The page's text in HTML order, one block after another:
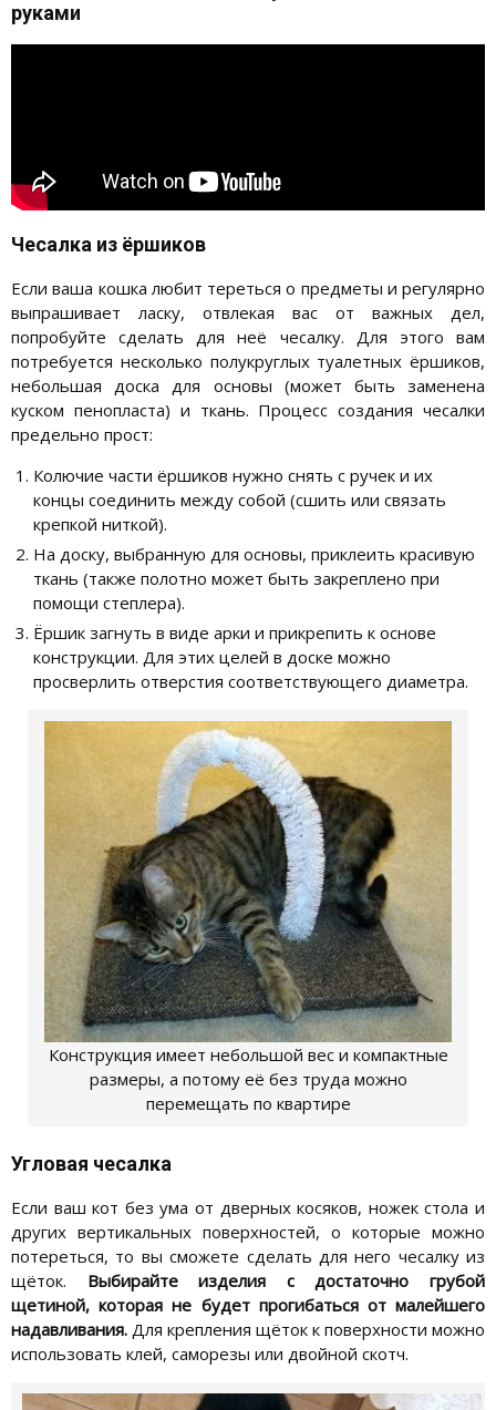
руками
Чесалка из ёршиков
Если ваша кошка любит тереться о предметы и регулярно
выпрашивает ласку, отвлекая вас от важных дел,
попробуйте сделать для неё чесалку. Для этого вам
потребуется несколько полукруглых туалетных ёршиков,
небольшая доска для основы (может быть заменена
куском пенопласта) и ткань. Процесс создания чесалки
предельно прост:
Колючие части ёршиков нужно снять с ручек и их
концы соединить между собой (сшить или связать
крепкой ниткой).
На доску, выбранную для основы, приклеить красивую
ткань (также полотно может быть закреплено при
помощи степлера).
Ёршик загнуть в виде арки и прикрепить к основе
конструкции. Для этих целей в доске можно
просверлить отверстия соответствующего диаметра.
Конструкция имеет небольшой вес и компактные
размеры, а потому её без труда можно
перемещать по квартире
Угловая чесалка
Если ваш кот без ума от дверных косяков, ножек стола и
других вертикальных поверхностей, о которые можно
потереться, то вы сможете сделать для него чесалку из
щёток. Выбирайте изделия с достаточно грубой
щетиной, которая не будет прогибаться от малейшего
надавливания. Для крепления щёток к поверхности можно
использовать клей, саморезы или двойной скотч.